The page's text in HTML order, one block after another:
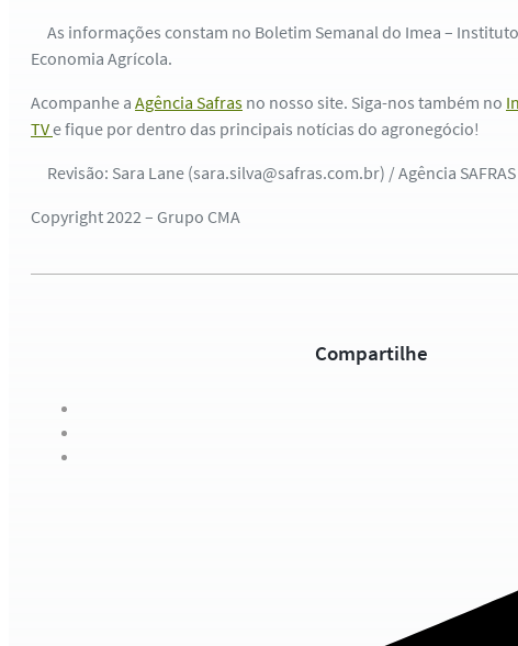
As informações constam no Boletim Semanal do Imea –
Economia Agrícola.
Acompanhe a Agência Safras no nosso site. Siga-nos também no
TVe fique por dentro das principais notícias do agronegócio!
Revisão: Sara Lane (sara.silva@safras.com.br) / Agência SAFRAS
Copyright 2022 – Grupo CMA
Compartilhe